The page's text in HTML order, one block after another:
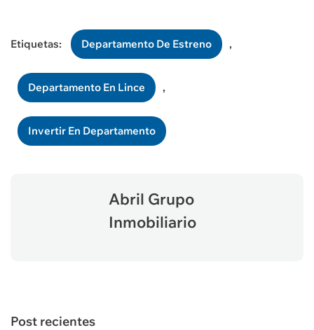
Etiquetas: Departamento De Estreno ,
Departamento En Lince ,
Invertir En Departamento
Abril Grupo
Inmobiliario
Post recientes